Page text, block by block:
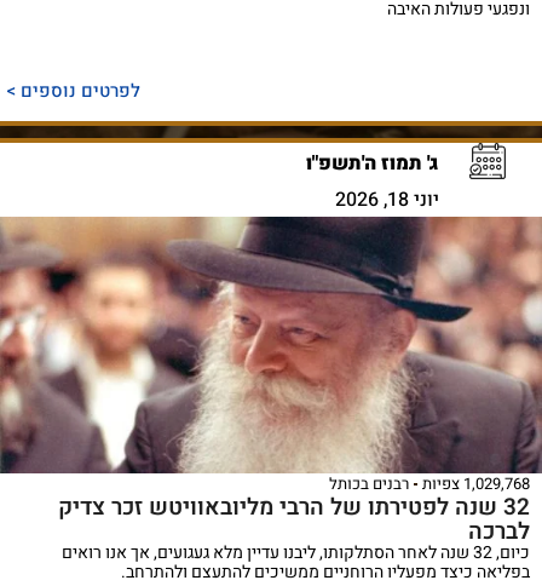
ונפגעי פעולות האיבה
לפרטים נוספים >
ג' תמוז ה'תשפ"ו
יוני 18, 2026
1,029,768 צפיות רבנים בכותל
32 שנה לפטירתו של הרבי מליובאוויטש זכר צדיק
לברכה
כיום, 32 שנה לאחר הסתלקותו, ליבנו עדיין מלא געגועים, אך אנו רואים
בפליאה כיצד מפעליו הרוחניים ממשיכים להתעצם ולהתרחב.